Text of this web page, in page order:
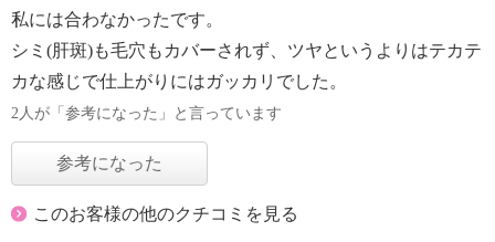
私には合わなかったです。
シミ(肝斑)も毛穴もカバーされず、ツヤというよりはテカテ
カな感じで仕上がりにはガッカリでした。
2人が「参考になった」と言っています
参考になった
このお客様の他のクチコミを見る